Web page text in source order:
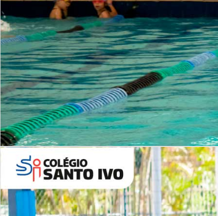
Período Integral | Saiba mais
INSTITUCIONAL